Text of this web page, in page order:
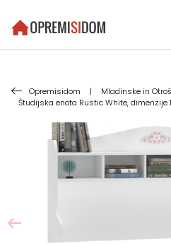
Opremisidom | Mladinske in
Študijska enota Rustic White, dimenzije